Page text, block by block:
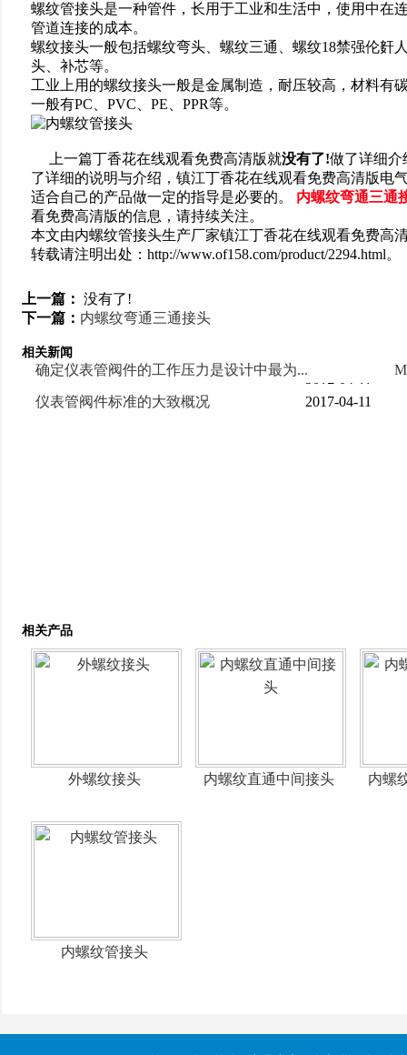
螺纹管接头是一种管件，长用于工业和生活中，使用中在
管道连接的成本。
螺纹接头一般包括螺纹弯头、螺纹三通、螺纹18禁强伦姧
头、补芯等。
工业上用的螺纹接头一般是金属制造，耐压较高，材料有
一般有PC、PVC、PE、PPR等。
上一篇丁香花在线观看免费高清版就没有了!做了详细介
了详细的说明与介绍，镇江丁香花在线观看免费高清版电
适合自己的产品做一定的指导是必要的。 内螺纹弯通三通
看免费高清版的信息，请持续关注。
本文由内螺纹管接头生产厂家镇江丁香花在线观看免费高
转载请注明出处：http://www.of158.com/product/2294.html。
上一篇： 没有了!
下一篇： 内螺纹弯通三通接头
相关新闻
确定仪表管阀件的工作压力是设计中最为...
2017-04-11
仪表管阀件标准的大致概况 2017-04-11
相关产品
外螺纹接头 内螺纹直通中间接头 内螺
内螺纹管接头